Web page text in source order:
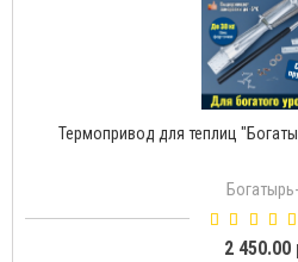
Термопривод для теплиц
1 500.00